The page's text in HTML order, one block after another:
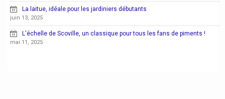
La laitue, idéale pour les jardiniers débutants
juin 13, 2025
L'échelle de Scoville, un classique pour tous les fans de piments !
mai 11, 2025